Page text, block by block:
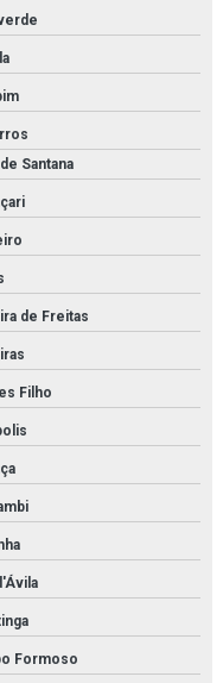
orçamento
Santana
de Freitas
Filho
Formoso